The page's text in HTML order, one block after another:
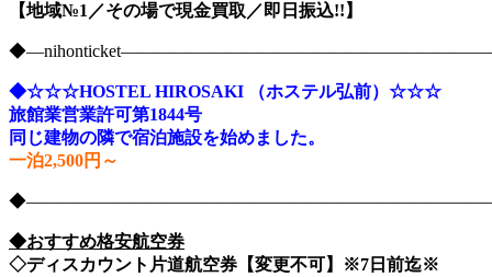
【地域№1／その場で現金買取／即日振込!!】
◆☆☆☆HOSTEL HIROSAKI （ホステル弘前）☆☆☆
旅館業営業許可第1844号
同じ建物の隣で宿泊施設を始めました。
一泊2,500円～
◆おすすめ格安航空券
◇ディスカウント片道航空券【変更不可】※7日前迄※